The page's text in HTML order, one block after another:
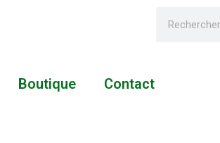
Boutique Contact